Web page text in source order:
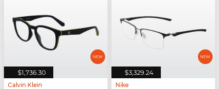
$1,736.30
Calvin Klein
$3,329.24
Nike